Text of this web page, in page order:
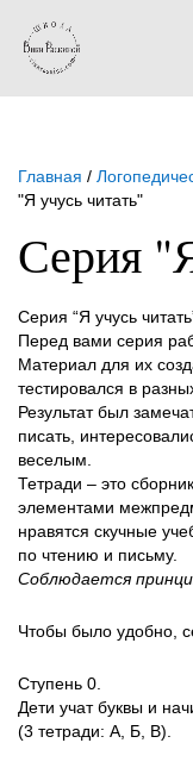
Главная /
"Я учусь читать"
Серия
Серия “Я учусь
Перед вами серия
Материал для их
тестировался в
Результат был
писать,
веселым.
Тетради – это
элементами
нравятся скучные
по чтению и письму.
Соблюдается
Чтобы было удобно,
Ступень 0.
Дети учат буквы и
(3 тетради: А, Б, В).